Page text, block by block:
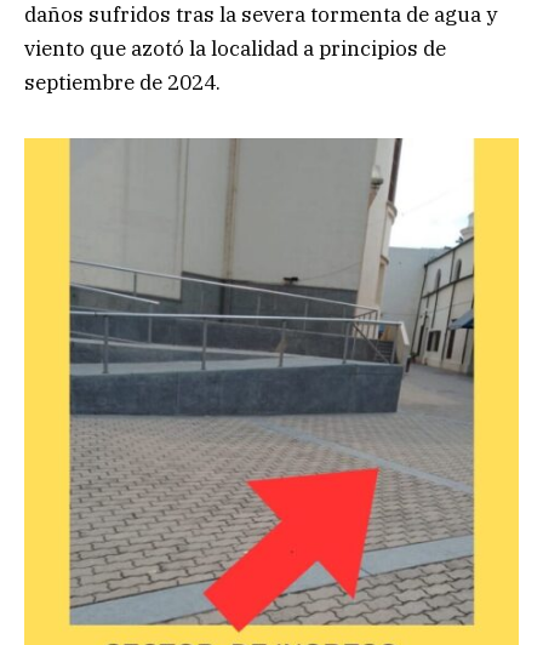
daños sufridos tras la severa tormenta de agua y
viento que azotó la localidad a principios de
septiembre de 2024.